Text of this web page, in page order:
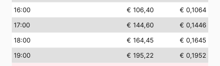
16:00 € 106,40
€ 0,1064
17:00 € 144,60
€ 0,1446
18:00 € 164,45
€ 0,1645
19:00 € 195,22 € 0,1952